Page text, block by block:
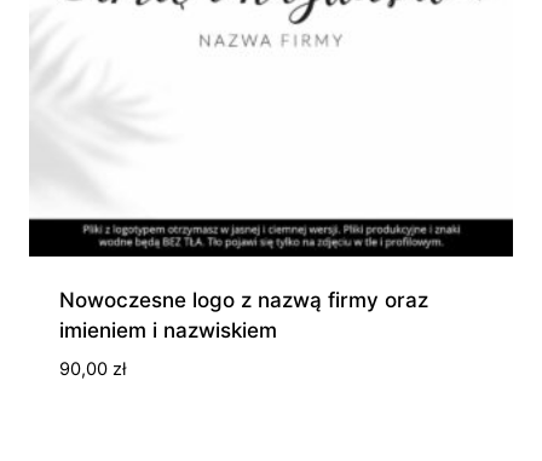
Nowoczesne logo z nazwą firmy oraz
imieniem i nazwiskiem
90,00 zł